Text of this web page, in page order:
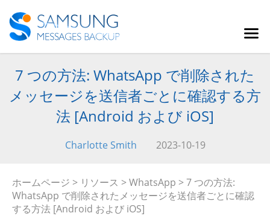
7 つの方法: WhatsApp で削除された
メッセージを送信者ごとに確認する方
法 [Android および iOS]
Charlotte Smith 2023-10-19
ホームページ > リソース >WhatsApp > 7 つの方法:
WhatsApp で削除されたメッセージを送信者ごとに確認
する方法 [Android および iOS]